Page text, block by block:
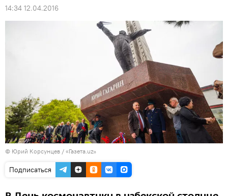
14:34 12.04.2016
© Юрий Корсунцев / «Газета.uz»
Подписаться